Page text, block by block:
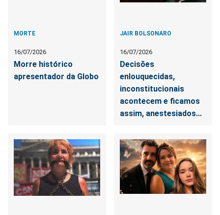
MORTE
16/07/2026
Morre histórico
apresentador da Globo
JAIR BOLSONARO
16/07/2026
Decisões
enlouquecidas,
inconstitucionais
acontecem e ficamos
assim, anestesiados...